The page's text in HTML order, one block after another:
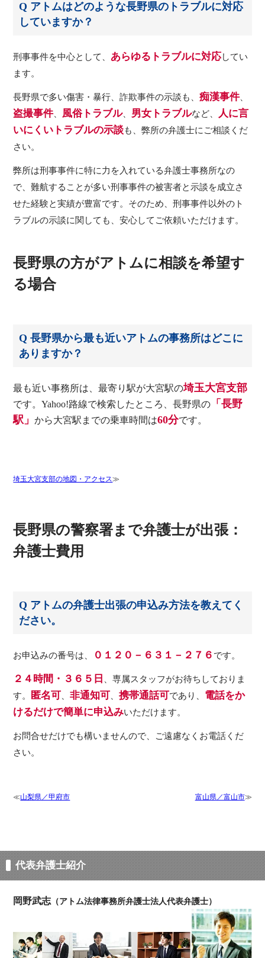
Q アトムはどのような長野県のトラブルに対応
していますか？
刑事事件を中心として、 あらゆるトラブルに対応してい
ます。
長野県で多い傷害・暴行、詐欺事件の示談も、痴漢事件、
盗撮事件、 風俗トラブル、 男女トラブルなど、
人に言
いにくいトラブルの示談も、弊所の弁護士にご相談くだ
さい。
弊所は刑事事件に特に力を入れている弁護士事務所なの
で、難航することが多い刑事事件の被害者と示談を成立さ
せた経験と実績が豊富です。そのため、刑事事件以外のト
ラブルの示談に関しても、安心してご依頼いただけます。
長野県の方がアトムに相談を希望す
る場合
Q 長野県から最も近いアトムの事務所はどこに
ありますか？
最も近い事務所は、最寄り駅が大宮駅の埼玉大宮支部
です。Yahoo!路線で検索したところ、長野県の 「長野
駅」から大宮駅までの乗車時間は60分です。
埼玉大宮支部の地図・アクセス
長野県の警察署まで弁護士が出張：
弁護士費用
Q アトムの弁護士出張の申込み方法を教えてく
ださい。
お申込みの番号は、 ０１２０－６３１－２７６ です。
２４時間・３６５日 、専属スタッフがお待ちしておりま
す。
匿名可、非通知可、携帯通話可であり、 電話をか
けるだけで簡単に申込みいただけます。
お問合せだけでも構いませんので、ご遠慮なくお電話くだ
さい。
山梨県／甲府市 富山県／富山市
代表弁護士紹介
岡野武志（アトム法律事務所弁護士法人代表弁護士）